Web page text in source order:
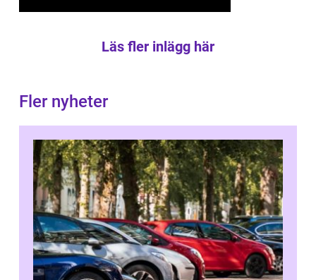
Läs fler inlägg här
Fler nyheter